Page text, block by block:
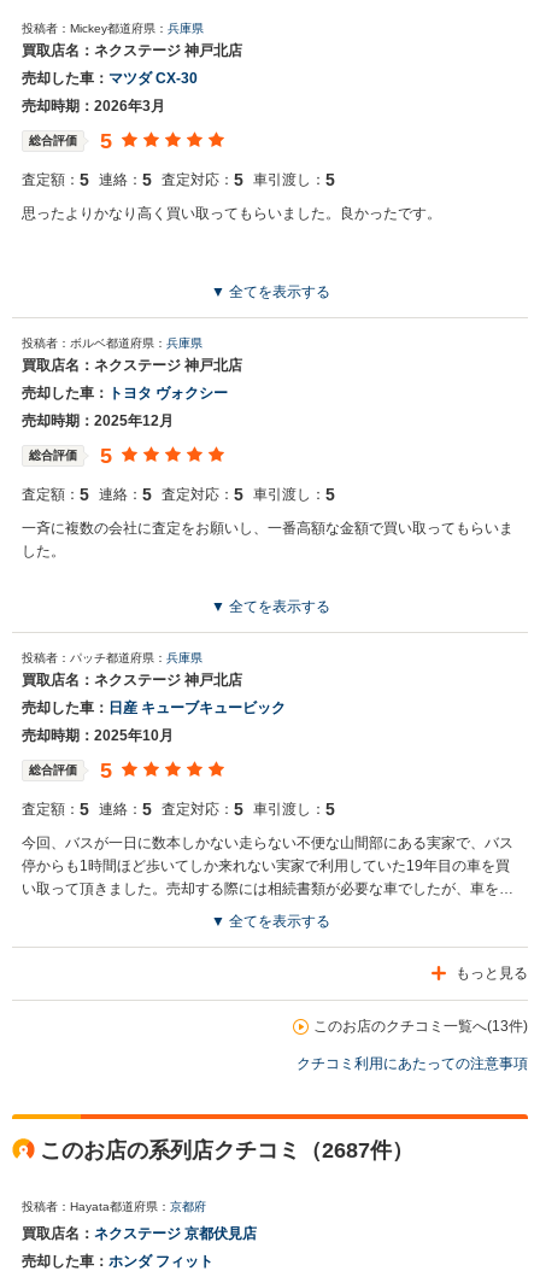
投稿者：Mickey都道府県： 兵庫県
買取店名：ネクステージ 神戸北店
売却した車： マツダ CX-30
売却時期：2026年3月
総合評価 5
査定額： 5 連絡： 5 査定対応： 5 車引渡し： 5
思ったよりかなり高く買い取ってもらいました。良かったです。
▼ 全てを表示する
投稿者：ボルベ都道府県： 兵庫県
買取店名：ネクステージ 神戸北店
売却した車：
トヨタ ヴォクシー
売却時期：2025年12月
総合評価 5
査定額： 5 連絡： 5 査定対応： 5 車引渡し： 5
一斉に複数の会社に査定をお願いし、一番高額な金額で買い取ってもらいま
した。
▼ 全てを表示する
投稿者：パッチ都道府県： 兵庫県
買取店名：ネクステージ 神戸北店
売却した車： 日産 キューブキュービック
売却時期：2025年10月
総合評価 5
査定額： 5 連絡： 5 査定対応： 5 車引渡し： 5
今回、バスが一日に数本しかない走らない不便な山間部にある実家で、バス
停からも1時間ほど歩いてしか来れない実家で利用していた19年目の車を買
い取って頂きました。売却する際には相続書類が必要な車でしたが、車を保
管している実家まで査定に来て下さり、予想以上の高額査定をご提示いただ
みで時間を取られず良かったです。 また、車の引取り当日も買取店から依頼
された陸送業者さんが、実家まで一人でバスで来られて、売却する車に乗っ
て帰られ無事に売却する事が出来ました。 この度は、査定～引取り～売却金
かりました。またの機会にご縁があれば再度利用したいと思いました。
▼ 全てを表示する
もっと見る
このお店のクチコミ一覧へ(13件)
クチコミ利用にあたっての注意事項
このお店の系列店クチコミ（2687件）
投稿者：Hayata都道府県： 京都府
買取店名： ネクステージ 京都伏見店
売却した車： ホンダ フィット